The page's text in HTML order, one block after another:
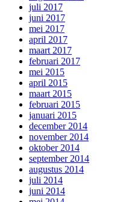
juli 2017
juni 2017
mei 2017
april 2017
maart 2017
februari 2017
mei 2015
april 2015
maart 2015
februari 2015
januari 2015
december 2014
november 2014
oktober 2014
september 2014
augustus 2014
juli 2014
juni 2014